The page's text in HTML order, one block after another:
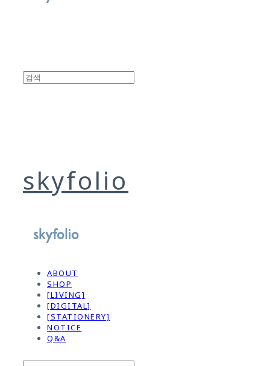
skyfolio
ABOUT
SHOP
[LIVING]
[DIGITAL]
[STATIONERY]
NOTICE
Q&A